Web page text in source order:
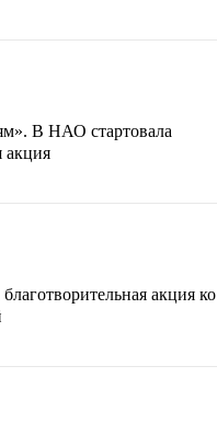
В НАО стартовала
акция
акция ко